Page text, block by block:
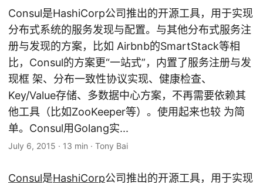
Consul是HashiCorp公司推出的开源工具，用于实现
分布式系统的服务发现与配置。与其他分布式服务注
册与发现的方案，比如 Airbnb的SmartStack等相
比，Consul的方案更“一站式”，内置了服务注册与发
现框 架、分布一致性协议实现、健康检查、
Key/Value存储、多数据中心方案，不再需要依赖其
他工具（比如ZooKeeper等）。使用起来也较 为简
单。Consul用Golang实...
July 6, 2015 · 13 min · Tony Bai
Consul是HashiCorp公司推出的开源工具，用于实现